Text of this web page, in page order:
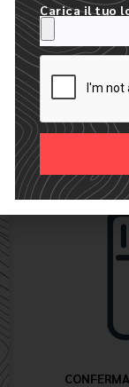
24 ORE
CREIAMO UN
Carica il tuo
Alternative: